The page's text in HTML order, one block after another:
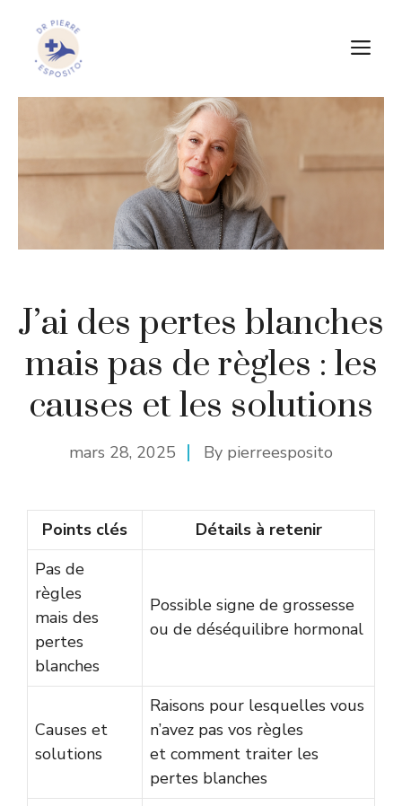
contenu
J’ai des pertes blanches
mais pas de règles : les
causes et les solutions
mars 28, 2025 By pierreesposito
Points clés
Détails à retenir
Pas de
règles
mais des
pertes
blanches
Possible signe de grossesse
ou de déséquilibre hormonal
Causes et
solutions
Raisons pour lesquelles vous
n’avez pas vos règles
et comment traiter les
pertes blanches